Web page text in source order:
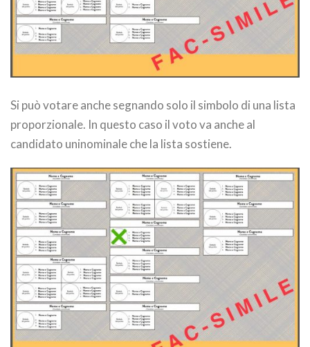
Si può votare anche segnando solo il simbolo di una lista
proporzionale. In questo caso il voto va anche al
candidato uninominale che la lista sostiene.